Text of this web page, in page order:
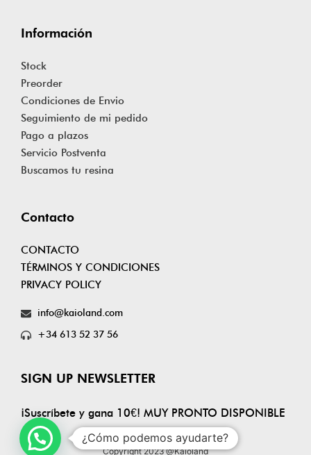
SIGN UP NEWSLETTER
¡Suscríbete y gana 10€! MUY PRONTO DISPONIBLE
Contacto
CONTACTO
TÉRMINOS Y CONDICIONES
PRIVACY POLICY
info@kaioland.com
+34 613 52 37 56
Información
Stock
Preorder
Condiciones de Envio
Seguimiento de mi pedido
Pago a plazos
Servicio Postventa
Buscamos tu resina
Copyright 2023 @Kaioland
¿Cómo podemos ayudarte?